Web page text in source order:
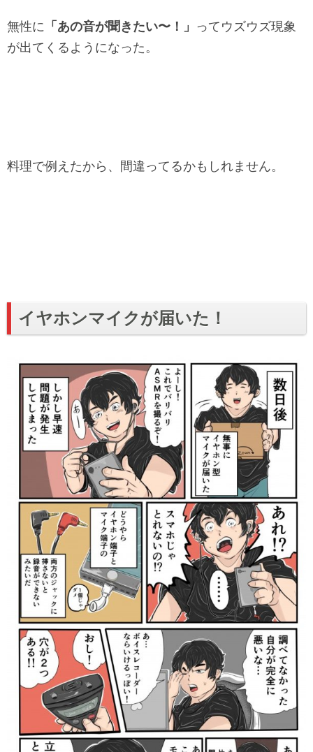
無性に 「あの音が聞きたい〜！」 ってウズウズ現象
が出てくるようになった。
料理で例えたから、間違ってるかもしれません。
イヤホンマイクが届いた！